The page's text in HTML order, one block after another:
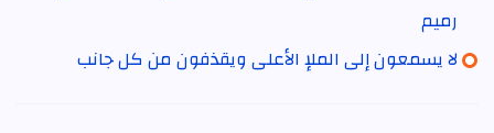
رميم
لا يسمعون إلى الملإ الأعلى ويقذفون من كل جانب